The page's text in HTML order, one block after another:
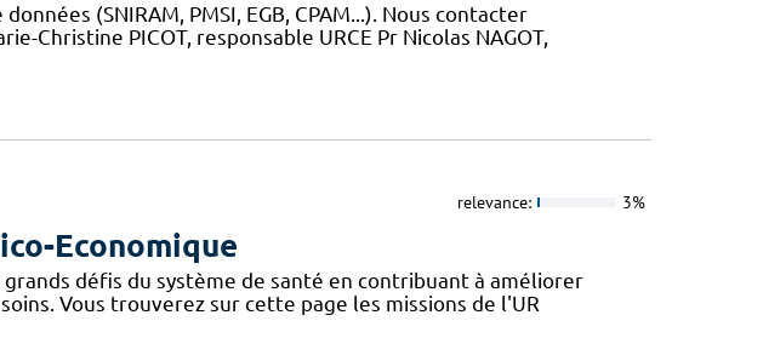
(SNIRAM, PMSI, EGB, CPAM...). Nous contacter
Christine PICOT, responsable URCE Pr Nicolas NAGOT,
relevance: 3%
Economique
grands défis du système de santé en contribuant à améliorer
Vous trouverez sur cette page les missions de l'UR